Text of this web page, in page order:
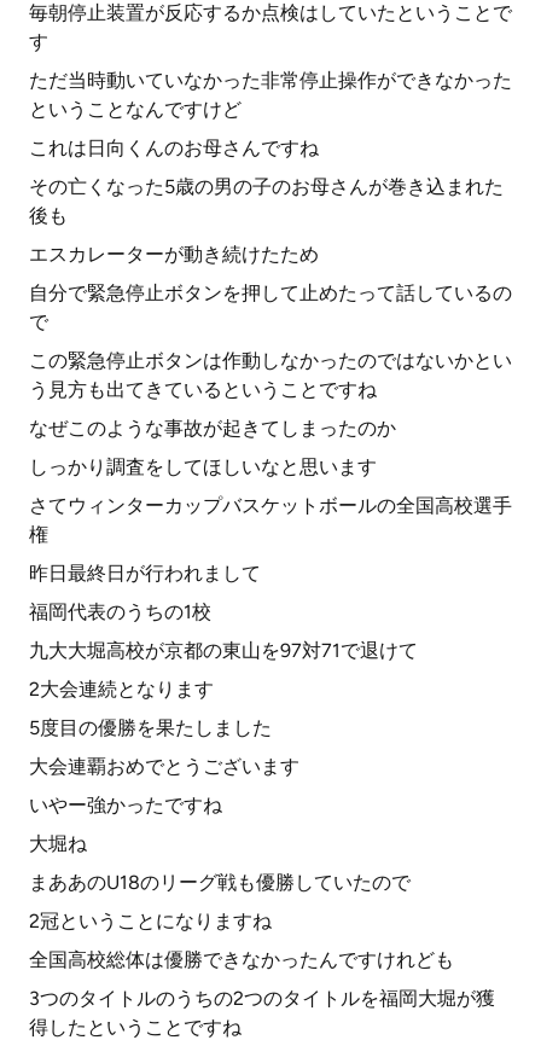
毎朝停止装置が反応するか点検はしていたということで
す
ただ当時動いていなかった非常停止操作ができなかった
ということなんですけど
これは日向くんのお母さんですね
その亡くなった5歳の男の子のお母さんが巻き込まれた
後も
エスカレーターが動き続けたため
自分で緊急停止ボタンを押して止めたって話しているの
で
この緊急停止ボタンは作動しなかったのではないかとい
う見方も出てきているということですね
なぜこのような事故が起きてしまったのか
しっかり調査をしてほしいなと思います
さてウィンターカップバスケットボールの全国高校選手
権
昨日最終日が行われまして
福岡代表のうちの1校
九大大堀高校が京都の東山を97対71で退けて
2大会連続となります
5度目の優勝を果たしました
大会連覇おめでとうございます
いやー強かったですね
大堀ね
まああのU18のリーグ戦も優勝していたので
2冠ということになりますね
全国高校総体は優勝できなかったんですけれども
3つのタイトルのうちの2つのタイトルを福岡大堀が獲
得したということですね